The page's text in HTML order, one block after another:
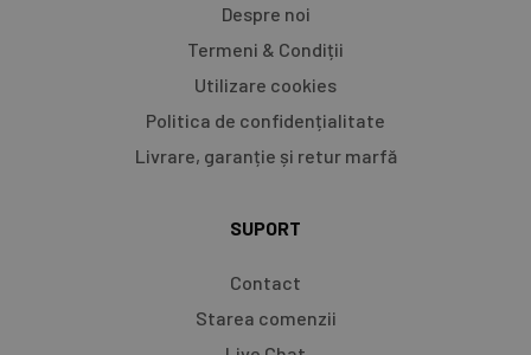
Despre noi
Termeni & Condiții
Utilizare cookies
Politica de confidențialitate
Livrare, garanție și retur marfă​
SUPORT
Contact
Starea comenzii